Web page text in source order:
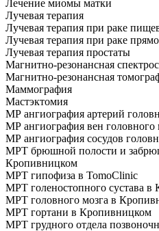
Лечение миомы матки
Лучевая терапия
Лучевая терапия при раке
Лучевая терапия при раке
Лучевая терапия простаты
Магнитно-резонансная
Магнитно-резонансная
Маммография
Мастэктомия
МР ангиография артерий
МР ангиография вен головного
МР ангиография сосудов
МРТ брюшной полости и
Кропивницком
МРТ гипофиза в TomoClinic
МРТ голеностопного сустава
МРТ головного мозга в
МРТ гортани в Кропивницком
МРТ грудного отдела